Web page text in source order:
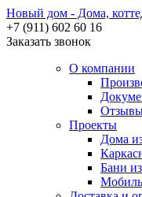
Новый дом - Дома,
+7 (911) 602 60 16
Заказать звонок
О компании
Проекты
Дома
Бани